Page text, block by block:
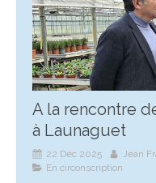
A la rencontre
à Launaguet
22 Déc 2025
Jean
En circonscription